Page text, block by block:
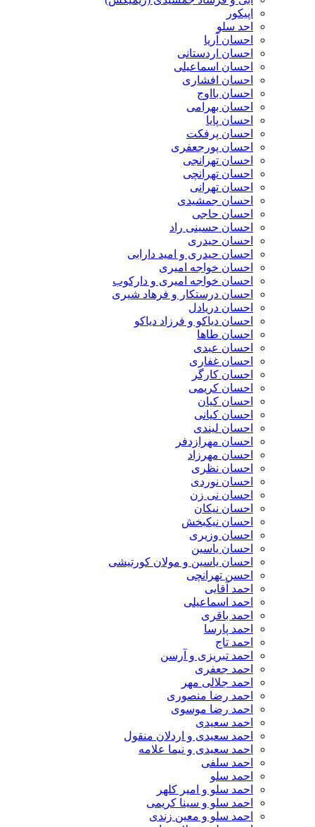
اپیکور
احد سلو
احسان آریا
احسان اردستانی
احسان اسماعیلی
احسان افشاری
احسان بااوج
احسان بهرامی
احسان پایا
احسان پرفکت
احسان پورجعفری
احسان تهرانجی
احسان تهرانچی
احسان تهرانی
احسان جمشیدی
احسان حاجی
احسان حسینی راد
احسان حیدری
احسان حیدری و امید دارابی
احسان خواجه امیری
احسان خواجه امیری و دارکوب
احسان درستكار و فرهاد شيرى
احسان دریادل
احسان دیاکو و فرزاد دیاکو
احسان طاها
احسان عبدی
احسان غفاری
احسان کارگر
احسان کریمی
احسان کیان
احسان کیانی
احسان لیندی
احسان مهرازدفر
احسان مهرزاد
احسان نظری
احسان نوردی
احسان نی زن
احسان نیکان
احسان نیکبخش
احسان وزیری
احسان یاسین
احسان یاسین و مولان کورتیشی
احسن تهرانچی
احمد آقایی
احمد اسماعیلی
احمد باقری
احمد پارسا
احمد تاج
احمد تبریزی و آرسن
احمد جعفری
احمد جلالی مهر
احمد رضا منصوری
احمد رضا موسوی
احمد سعیدی
احمد سعیدی و اردلان منقول
احمد سعیدی و نیما علامه
احمد سلفی
احمد سلو
احمد سلو و امیر کلهر
احمد سلو و سینا کریمی
احمد سلو و معین زندی